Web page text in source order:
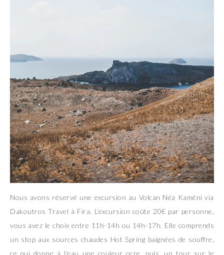
Nous avons réservé une excursion au Volcan Néa Kaméni via
Dakoutros Travel à Fira. L’excursion coûte 20€ par personne,
vous avez le choix entre 11h-14h ou 14h-17h. Elle comprends
un stop aux sources chaudes Hot Spring baignées de souffre,
ce qui donne à l’eau une couleur ocre, puis, un tour sur le